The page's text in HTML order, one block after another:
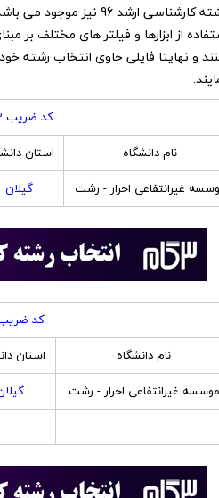
‏این کد رشته ها در نرم
از ابزارها و فیلتر های مختلف بر
و نهایتا فایلی حاوی انتخاب
کد ضریب 2 - طراحی کاربردی
نام دانشگاه استان
غیرانتفاعی احرار - رشت گیلان
کد ضریب 8 -
نام دانشگاه استان
موسسه غیرانتفاعی احرار - رشت